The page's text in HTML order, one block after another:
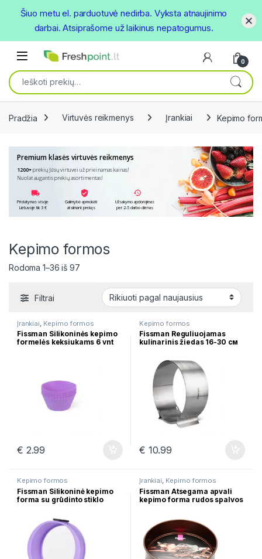
Open
0
Ieškoti:
Pradžia Virtuvės reikmenys Įrankiai Kepimo
1200+prekių Jūsų virtuvei už prieinamas kainas!
Nuolat augantis prekių asortimentas!
Premium klasės virtuvės reikmenys
Pristatymas visoje
Lietuvoje tik 3 €
Galimybė apmokėti
atsiimant prekęs
Užsakymo apdorojimas
per 2-5 darbo dienas
Kepimo formos
Rodoma 1–36 iš 97Rūšiuojama pagal naujausią
Filtrai
Įrankiai Kepimo formos
Fissman Silikoninės kepimo
formelės keksiukams 6 vnt
€ 2.99
Kepimo formos
Fissman Reguliuojamas
kulinarinis žiedas 16-30 см
€ 10.99
Kepimo formos
Fissman Silikoninė kepimo
forma su grūdinto stiklo
Įrankiai, Kepimo formos
Fissman Atsegama apvali
kepimo forma rudos spalvos
Šiuo metu el. parduotuvė nedirba. Vyksta atnaujinimo
darbai. Atsiprašome už laikinus nepatogumus.